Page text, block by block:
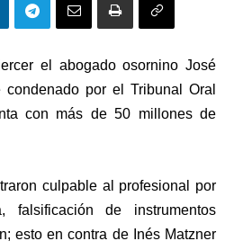
el abogado osornino José
por el Tribunal Oral
con más de 50 millones de
culpable al profesional por
falsificación de instrumentos
esto en contra de Inés Matzner